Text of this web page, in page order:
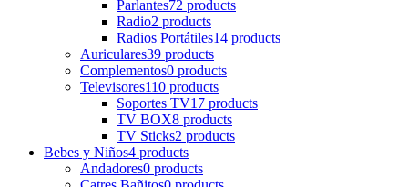
Parlantes72 products
Radio2 products
Radios Portátiles14 products
Auriculares39 products
Complementos0 products
Televisores110 products
Soportes TV17 products
TV BOX8 products
TV Sticks2 products
Bebes y Niños4 products
Andadores0 products